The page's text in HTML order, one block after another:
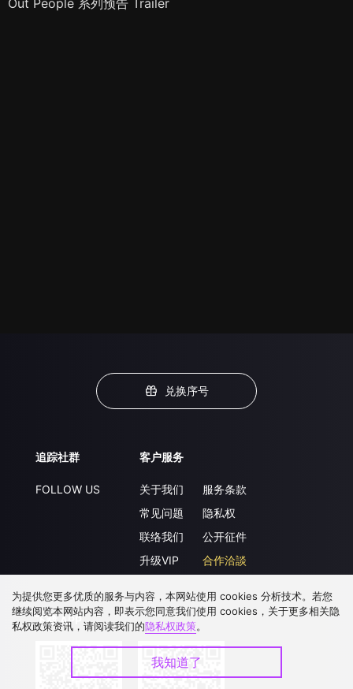
Out People 系列预告 Trailer
兑换序号
追踪社群
FOLLOW US
客户服务
关于我们
常见问题
联络我们
升级VIP
服务条款
隐私权
公开征件
合作洽談
下载 APP
为提供您更多优质的服务与内容，本网站使用 cookies 分析技术。若您
继续阅览本网站内容，即表示您同意我们使用 cookies，关于更多相关隐
私权政策资讯，请阅读我们的隐私权政策。
我知道了